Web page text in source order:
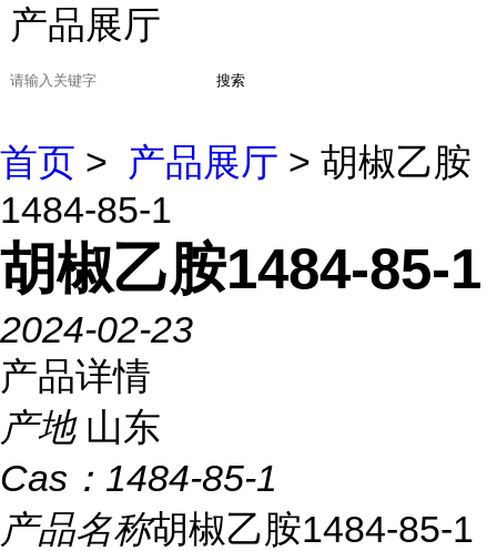
产品展厅
搜索
首页 > 产品展厅 > 胡椒乙胺
1484-85-1
胡椒乙胺1484-85-1
2024-02-23
产品详情
产地 山东
Cas： 1484-85-1
产品名称胡椒乙胺1484-85-1